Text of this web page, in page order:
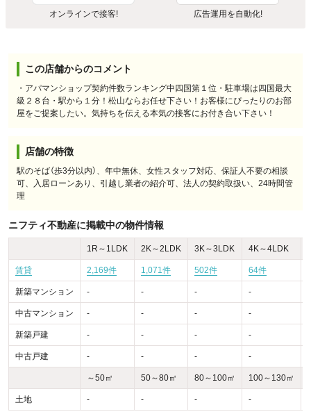
オンラインで接客! 広告運用を自動化!
この店舗からのコメント
・アパマンショップ契約件数ランキング中四国第１位・駐車場は四国最大
級２８台・駅から１分！松山ならお任せ下さい！お客様にぴったりのお部
屋をご提案したい。気持ちを伝える本気の接客にお付き合い下さい！
店舗の特徴
駅のそば（歩3分以内）、年中無休、女性スタッフ対応、保証人不要の相談
可、入居ローンあり、引越し業者の紹介可、法人の契約取扱い、24時間管
理
ニフティ不動産に掲載中の物件情報
1R～1LDK 2K～2LDK 3K～3LDK 4K～4LDK
賃貸 2,169件 1,071件 502件 64件
新築マンション - - - -
中古マンション - - - -
新築戸建 - - - -
中古戸建 - - - -
～50㎡ 50～80㎡ 80～100㎡ 100～130㎡
土地 - - - -